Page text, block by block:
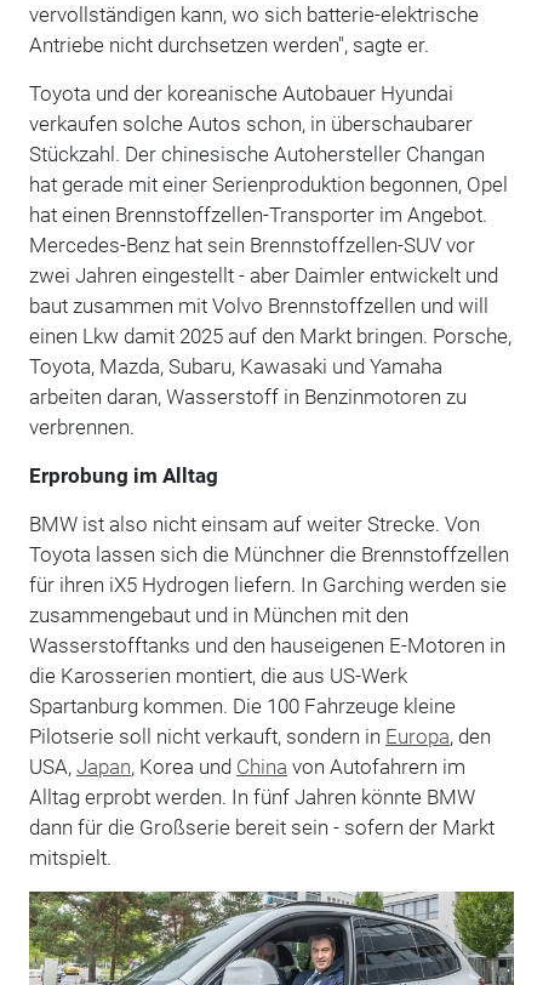
vervollständigen kann, wo sich batterie-elektrische
Antriebe nicht durchsetzen werden", sagte er.
Toyota und der koreanische Autobauer Hyundai
verkaufen solche Autos schon, in überschaubarer
Stückzahl. Der chinesische Autohersteller Changan
hat gerade mit einer Serienproduktion begonnen, Opel
hat einen Brennstoffzellen-Transporter im Angebot.
Mercedes-Benz hat sein Brennstoffzellen-SUV vor
zwei Jahren eingestellt - aber Daimler entwickelt und
baut zusammen mit Volvo Brennstoffzellen und will
einen Lkw damit 2025 auf den Markt bringen. Porsche,
Toyota, Mazda, Subaru, Kawasaki und Yamaha
arbeiten daran, Wasserstoff in Benzinmotoren zu
verbrennen.
Erprobung im Alltag
BMW ist also nicht einsam auf weiter Strecke. Von
Toyota lassen sich die Münchner die Brennstoffzellen
für ihren iX5 Hydrogen liefern. In Garching werden sie
zusammengebaut und in München mit den
Wasserstofftanks und den hauseigenen E-Motoren in
die Karosserien montiert, die aus US-Werk
Spartanburg kommen. Die 100 Fahrzeuge kleine
Pilotserie soll nicht verkauft, sondern in Europa, den
USA, Japan, Korea und China von Autofahrern im
Alltag erprobt werden. In fünf Jahren könnte BMW
dann für die Großserie bereit sein - sofern der Markt
mitspielt.